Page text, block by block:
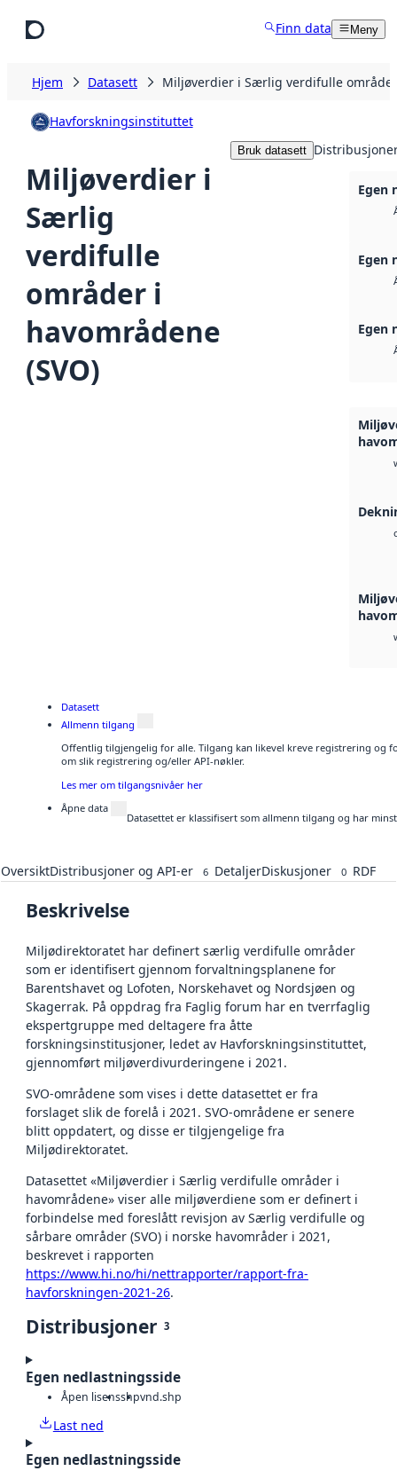
Finn data Meny
Hjem Datasett Miljøverdier i Særlig verdifulle områder
Havforskningsinstituttet
Miljøverdier i
Særlig
verdifulle
områder i
havområdene
(SVO)
Bruk datasett
Egen
Egen
Egen
Datasett
Allmenn tilgang
Offentlig tilgjengelig for alle. Tilgang kan likevel kreve registrering og
om slik registrering og/eller API-nøkler.
Les mer om tilgangsnivåer her
Åpne data
Datasettet er klassifisert som allmenn tilgang og har
OversiktDistribusjoner og API-er 6 DetaljerDiskusjoner 0 RDF
Beskrivelse
Miljødirektoratet har definert særlig verdifulle områder
som er identifisert gjennom forvaltningsplanene for
Barentshavet og Lofoten, Norskehavet og Nordsjøen og
Skagerrak. På oppdrag fra Faglig forum har en tverrfaglig
ekspertgruppe med deltagere fra åtte
forskningsinstitusjoner, ledet av Havforskningsinstituttet,
gjennomført miljøverdivurderingene i 2021.
SVO-områdene som vises i dette datasettet er fra
forslaget slik de forelå i 2021. SVO-områdene er senere
blitt oppdatert, og disse er tilgjengelige fra
Miljødirektoratet.
Datasettet «Miljøverdier i Særlig verdifulle områder i
havområdene» viser alle miljøverdiene som er definert i
forbindelse med foreslått revisjon av Særlig verdifulle og
sårbare områder (SVO) i norske havområder i 2021,
beskrevet i rapporten
https://www.hi.no/hi/nettrapporter/rapport-fra-
havforskningen-2021-26.
Distribusjoner 3
Egen nedlastningsside
Åpen lisensshpvnd.shp
Last ned
Egen nedlastningsside